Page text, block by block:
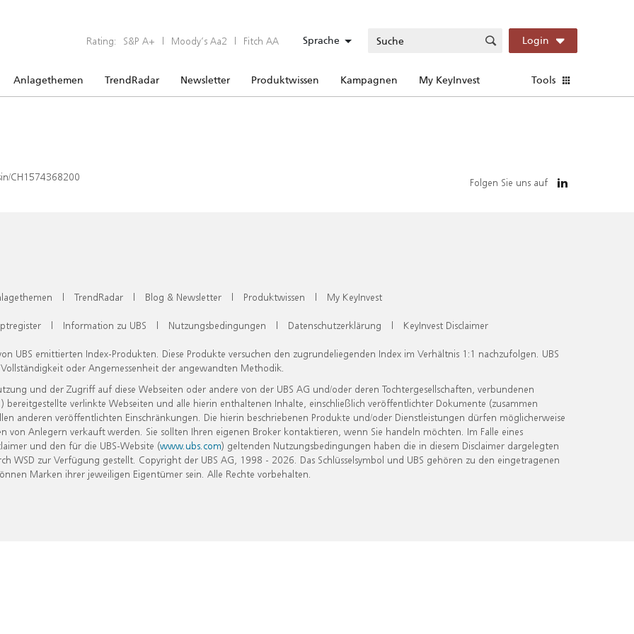
Rating: S&P A+ | Moody’s Aa2 | Fitch AA Sprache Login
Anlagethemen TrendRadar Newsletter Produktwissen Kampagnen My KeyInvest Tools
CH1574368200 Folgen Sie uns auf
| TrendRadar | Blog & Newsletter | Produktwissen | My KeyInvest
| Information zu UBS | Nutzungsbedingungen | Datenschutzerklärung | KeyInvest Disclaimer
UBS emittierten Index-Produkten. Diese Produkte versuchen den zugrundeliegenden Index im Verhältnis 1:1 nachzufolgen. UBS
oder Angemessenheit der angewandten Methodik.
und der Zugriff auf diese Webseiten oder andere von der UBS AG und/oder deren Tochtergesellschaften, verbundenen
verlinkte Webseiten und alle hierin enthaltenen Inhalte, einschließlich veröffentlichter Dokumente (zusammen
anderen veröffentlichten Einschränkungen. Die hierin beschriebenen Produkte und/oder Dienstleistungen dürfen möglicherweise
Anlegern verkauft werden. Sie sollten Ihren eigenen Broker kontaktieren, wenn Sie handeln möchten. Im Falle eines
und den für die UBS-Website (www.ubs.com) geltenden Nutzungsbedingungen haben die in diesem Disclaimer dargelegten
zur Verfügung gestellt. Copyright der UBS AG, 1998 - 2026. Das Schlüsselsymbol und UBS gehören zu den eingetragenen
Marken ihrer jeweiligen Eigentümer sein. Alle Rechte vorbehalten.